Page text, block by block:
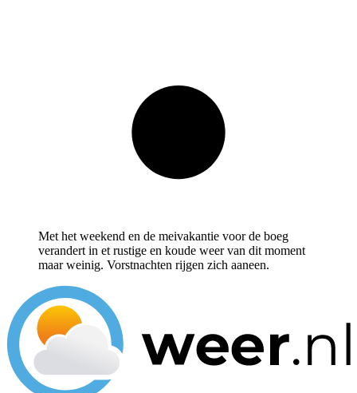
Met het weekend en de meivakantie voor de boeg
verandert in et rustige en koude weer van dit moment
maar weinig. Vorstnachten rijgen zich aaneen.